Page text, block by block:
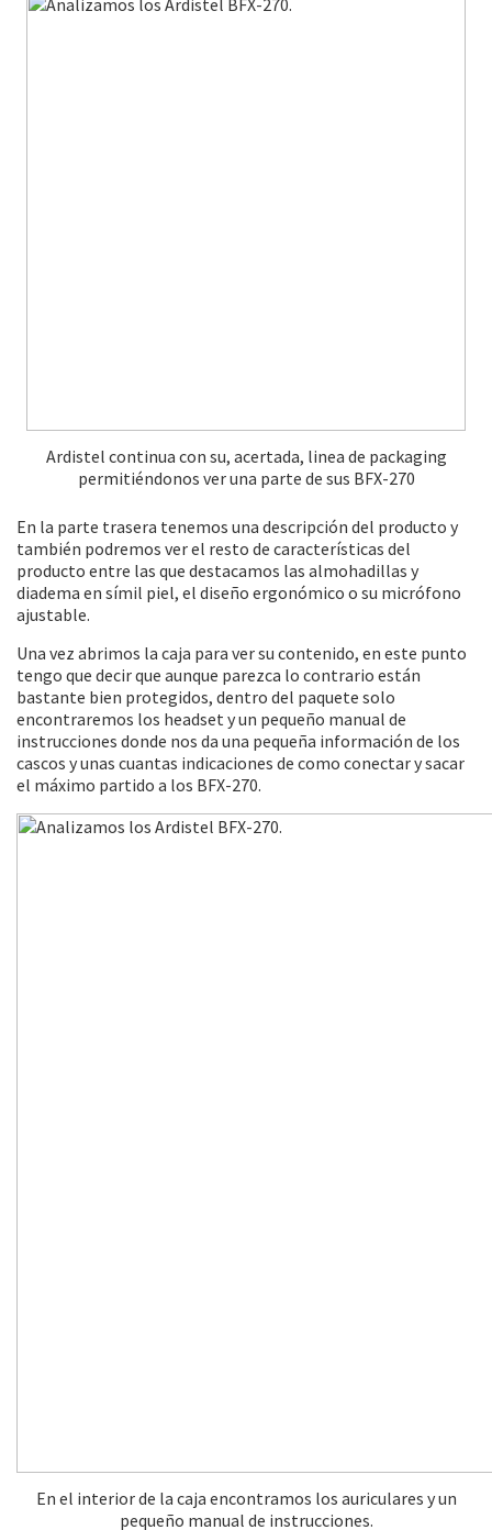
Ardistel continua con su, acertada, linea de packaging
permitiéndonos ver una parte de sus BFX-270
En la parte trasera tenemos una descripción del producto y
también podremos ver el resto de características del
producto entre las que destacamos las almohadillas y
diadema en símil piel, el diseño ergonómico o su micrófono
ajustable.
Una vez abrimos la caja para ver su contenido, en este punto
tengo que decir que aunque parezca lo contrario están
bastante bien protegidos, dentro del paquete solo
encontraremos los headset y un pequeño manual de
instrucciones donde nos da una pequeña información de los
cascos y unas cuantas indicaciones de como conectar y sacar
el máximo partido a los BFX-270.
En el interior de la caja encontramos los auriculares y un
pequeño manual de instrucciones.